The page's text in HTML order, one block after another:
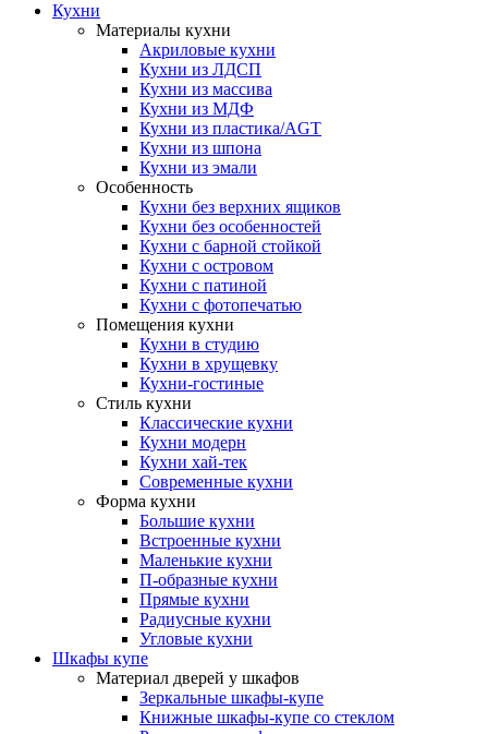
Кухни
Материалы кухни
Акриловые кухни
Кухни из ЛДСП
Кухни из массива
Кухни из МДФ
Кухни из пластика/AGT
Кухни из шпона
Кухни из эмали
Особенность
Кухни без верхних ящиков
Кухни без особенностей
Кухни с барной стойкой
Кухни с островом
Кухни с патиной
Кухни с фотопечатью
Помещения кухни
Кухни в студию
Кухни в хрущевку
Кухни-гостиные
Стиль кухни
Классические кухни
Кухни модерн
Кухни хай-тек
Современные кухни
Форма кухни
Большие кухни
Встроенные кухни
Маленькие кухни
П-образные кухни
Прямые кухни
Радиусные кухни
Угловые кухни
Шкафы купе
Материал дверей у шкафов
Зеркальные шкафы-купе
Книжные шкафы-купе со стеклом